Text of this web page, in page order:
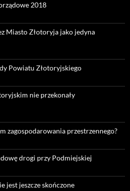
2018
Miasto Złotoryja jako jedyna
Powiatu Złotoryjskiego
nie przekonały
zagospodarowania przestrzennego?
drogi przy Podmiejskiej
jest jeszcze skończone